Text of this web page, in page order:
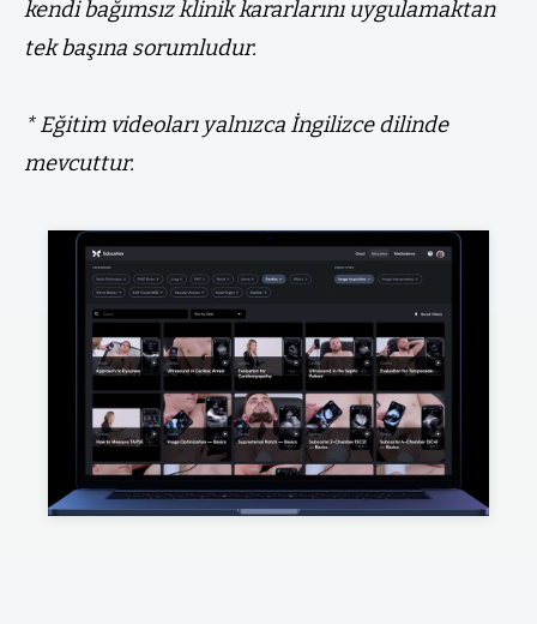
kendi bağımsız klinik kararlarını uygulamaktan
tek başına sorumludur.
* Eğitim videoları yalnızca İngilizce dilinde
mevcuttur.